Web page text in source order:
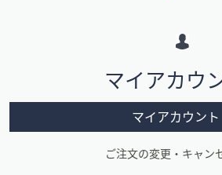
ン
マイアカウ
マイアカウント
ご注文の変更・キャン